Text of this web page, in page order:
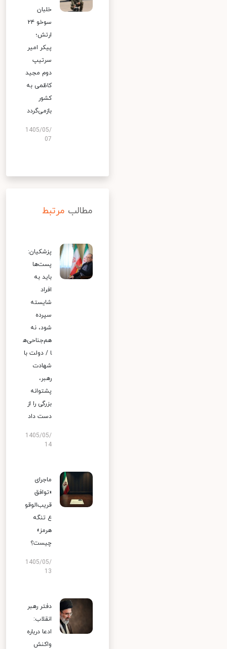
خلبان
سوخو ۲۴
ارتش؛
پیکر امیر
سرتیپ
دوم مجید
کاظمی به
کشور
بازمی‌گردد
1405/05/
07
مطالب مرتبط
پزشکیان:
پست‌ها
باید به
افراد
شایسته
سپرده
شود، نه
هم‌جناحی‌ه
ا / دولت با
شهادت
رهبر،
پشتوانه
بزرگی را از
دست داد
1405/05/
14
ماجرای
«توافق
قریب‌الوقو
ع تنگه
هرمز»
چیست؟
1405/05/
13
دفتر رهبر
انقلاب:
ادعا درباره
واکنش